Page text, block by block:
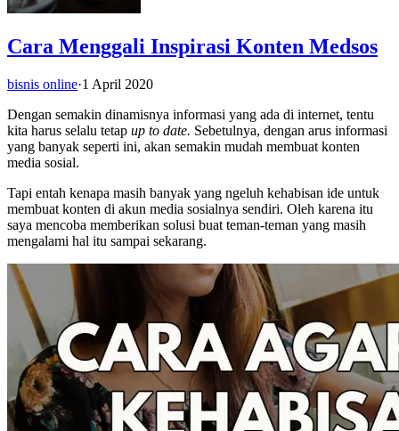
Cara Menggali Inspirasi Konten Medsos
bisnis online·1 April 2020
Dengan semakin dinamisnya informasi yang ada di internet, tentu
kita harus selalu tetap up to date. Sebetulnya, dengan arus informasi
yang banyak seperti ini, akan semakin mudah membuat konten
media sosial.
Tapi entah kenapa masih banyak yang ngeluh kehabisan ide untuk
membuat konten di akun media sosialnya sendiri. Oleh karena itu
saya mencoba memberikan solusi buat teman-teman yang masih
mengalami hal itu sampai sekarang.